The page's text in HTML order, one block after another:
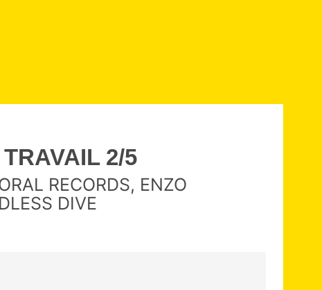
2/5
RECORDS, ENZO
DIVE